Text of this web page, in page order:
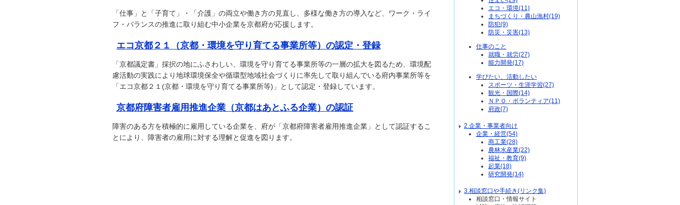
「仕事」と「子育て」・「介護」の両立や働き方の見直し、多様な働き方の導入など、ワーク・ライ
フ・バランスの推進に取り組む中小企業を京都府が応援します。
エコ京都２１（京都・環境を守り育てる事業所等）の認定・登録
「京都議定書」採択の地にふさわしい、環境を守り育てる事業所等の一層の拡大を図るため、環境配
慮活動の実践により地球環境保全や循環型地域社会づくりに率先して取り組んでいる府内事業所等を
「エコ京都２１(京都・環境を守り育てる事業所等)」として認定・登録しています。
京都府障害者雇用推進企業（京都はあとふる企業）の認証
障害のある方を積極的に雇用している企業を、府が「京都府障害者雇用推進企業」として認証するこ
とにより、障害者の雇用に対する理解と促進を図ります。
エコ・環境(11)
まちづくり・農山漁村(19)
防犯(9)
防災・災害(13)
仕事のこと
就職・就労(27)
能力開発(17)
学びたい、活動したい
スポーツ・生涯学習(27)
観光・国際(14)
ＮＰＯ・ボランティア(11)
府政(7)
2.企業・事業者向け
企業・経営(54)
商工業(28)
農林水産業(22)
福祉・教育(9)
起業(18)
研究開発(14)
3.相談窓口や手続き(リンク集)
相談窓口・情報サイト